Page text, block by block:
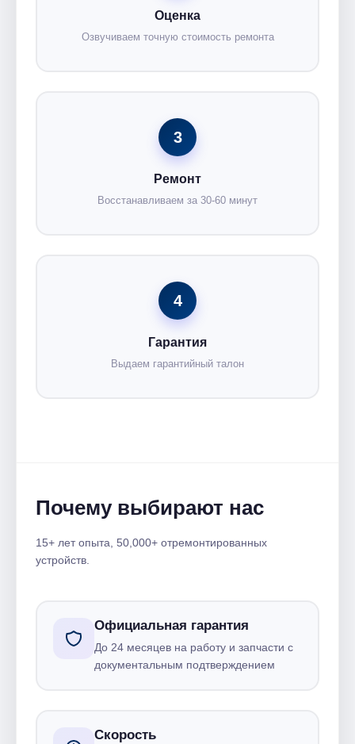
Оценка
Озвучиваем точную стоимость ремонта
3
Ремонт
Восстанавливаем за 30-60 минут
4
Гарантия
Выдаем гарантийный талон
Почему выбирают нас
15+ лет опыта, 50,000+ отремонтированных
устройств.
Официальная гарантия
До 24 месяцев на работу и запчасти с
документальным подтверждением
Скорость